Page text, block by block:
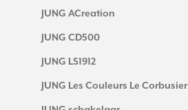
JUNG ACreation
JUNG CD500
JUNG LS1912
JUNG Les Couleurs Le Corbusier